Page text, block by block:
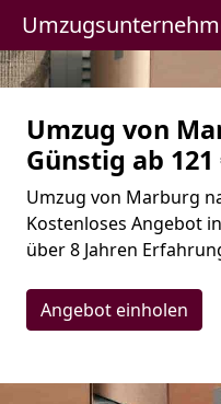
Umzug von
Günstig ab 121
Umzug von Marburg
Kostenloses Angebot
über 8 Jahren
Angebot einholen